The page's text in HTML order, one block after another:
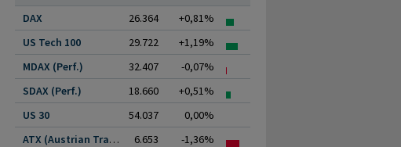
DAX 26.364
+0,81%
US Tech 100
29.722
+1,19%
MDAX (Perf.)
32.407
-0,07%
SDAX (Perf.)
18.660
+0,51%
US 30
54.037
0,00%
ATX (Austrian Traded.
6.653
-1,36%